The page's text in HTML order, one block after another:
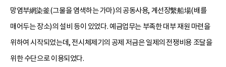
망염부網染釜(그물을 염색하는 가마)의 공동사용, 계선장繫船場(배를
매어두는 장소)의 설비 등이 있었다. 예금업무는 부족한 대부 재원 마련을
위하여 시작되었는데, 전시체제기의 공제 저금은 일제의 전쟁비용 조달을
위한 수단으로 이용되었다.